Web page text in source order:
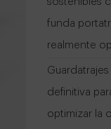
funda
realmente
definitiva
optimizar la